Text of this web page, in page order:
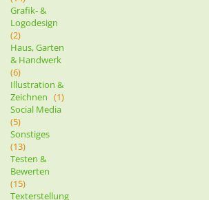
Grafik- &
Logodesign
(2)
Haus, Garten
& Handwerk
(6)
Illustration &
Zeichnen (1)
Social Media
(5)
Sonstiges
(13)
Testen &
Bewerten
(15)
Texterstellung